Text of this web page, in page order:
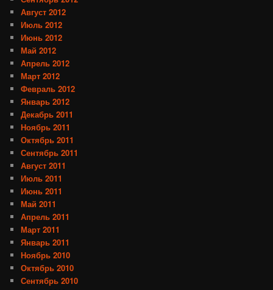
Август 2012
Июль 2012
Июнь 2012
Май 2012
Апрель 2012
Март 2012
Февраль 2012
Январь 2012
Декабрь 2011
Ноябрь 2011
Октябрь 2011
Сентябрь 2011
Август 2011
Июль 2011
Июнь 2011
Май 2011
Апрель 2011
Март 2011
Январь 2011
Ноябрь 2010
Октябрь 2010
Сентябрь 2010